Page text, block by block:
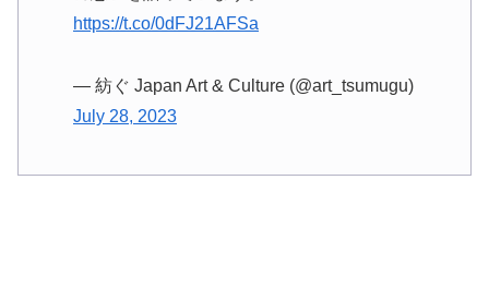
https://t.co/0dFJ21AFSa
— 紡ぐ Japan Art & Culture (@art_tsumugu)
July 28, 2023